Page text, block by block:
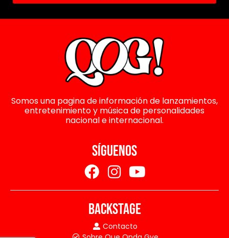
Somos una pagina de información de lanzamientos,
entretenimiento y música de personalidades
nacional e internacional.
SÍGUENOS
BACKSTAGE
Contacto